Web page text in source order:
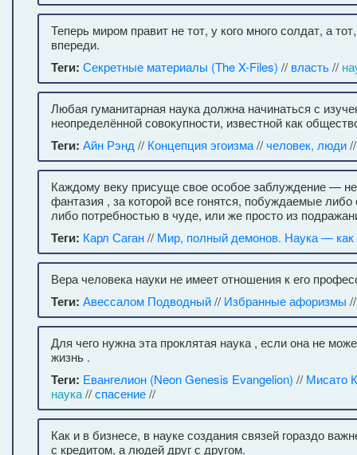
Теперь миром правит не тот, у кого много солдат, а
впереди.
Теги: Секретные материалы (The X-Files) // власть//
Любая гуманитарная наука должна начинаться с
неопределённой совокупности, известной как
Теги: Айн Рэнд // Концепция эгоизма//человек, люди
Каждому веку присуще свое особое заблуждение —
фантазия , за которой все гонятся, побуждаемые либо
либо потребностью в чуде, или же просто из
Теги: Карл Саган// Мир, полный демонов. Наука — как
Вера человека науки не имеет отношения к его
Теги: Авессалом Подводный// Избранные афоризмы
Для чего нужна эта проклятая наука , если она не
жизнь .
Теги: Евангелион (Neon Genesis Evangelion) // Мисато
наука//спасение//
Как и в бизнесе, в науке создания связей гораздо
с кредитом, а людей друг с другом.